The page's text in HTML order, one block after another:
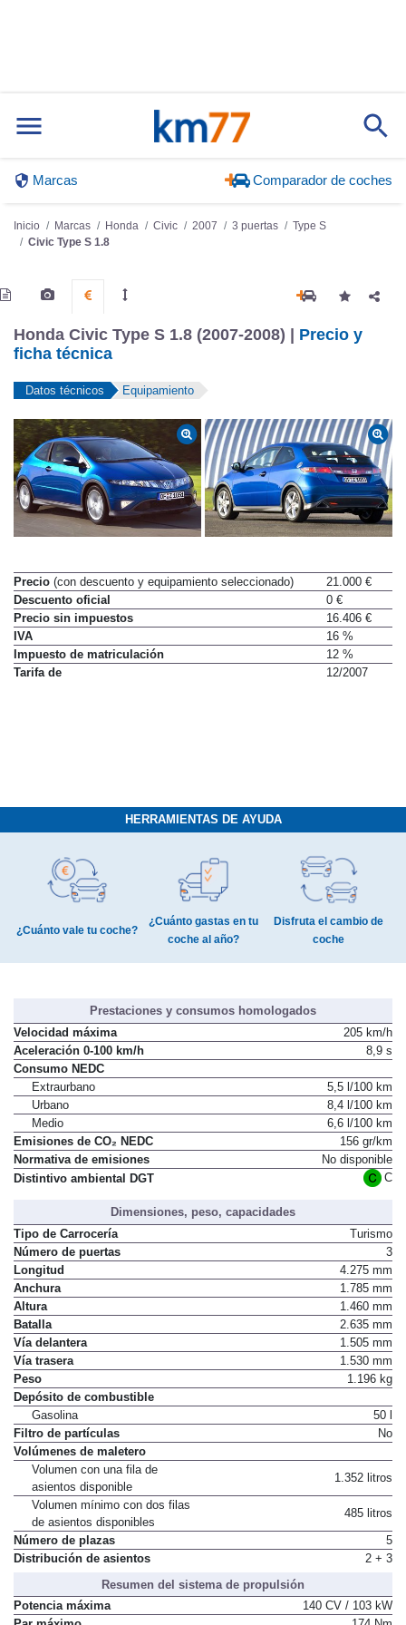
Marcas Comparador de coches
Inicio Marcas Honda Civic 2007 3 puertas
Type S
Civic Type S 1.8
Honda Civic Type S 1.8 (2007-2008) | Precio y
ficha técnica
Datos técnicos Equipamiento
Precio (con descuento y equipamiento seleccionado)
21.000 €
Descuento oficial
0 €
Precio sin impuestos
16.406 €
IVA
16 %
Impuesto de matriculación
12 %
Tarifa de
12/2007
HERRAMIENTAS DE AYUDA
¿Cuánto vale tu coche?
¿Cuánto gastas en tu
coche al año?
Disfruta el cambio de
coche
Prestaciones y consumos homologados
Velocidad máxima
205 km/h
Aceleración 0-100 km/h
8,9 s
Consumo NEDC
Extraurbano
5,5 l/100 km
Urbano
8,4 l/100 km
Medio
6,6 l/100 km
Emisiones de CO₂ NEDC
156 gr/km
Normativa de emisiones
No disponible
Distintivo ambiental DGT
C
Dimensiones, peso, capacidades
Tipo de Carrocería
Turismo
Número de puertas
3
Longitud
4.275 mm
Anchura
1.785 mm
Altura
1.460 mm
Batalla
2.635 mm
Vía delantera
1.505 mm
Vía trasera
1.530 mm
Peso
1.196 kg
Depósito de combustible
Gasolina
50 l
Filtro de partículas
No
Volúmenes de maletero
Volumen con una fila de
asientos disponible
1.352 litros
Volumen mínimo con dos filas
de asientos disponibles
485 litros
Número de plazas
5
Distribución de asientos
2 + 3
Resumen del sistema de propulsión
Potencia máxima
140 CV / 103 kW